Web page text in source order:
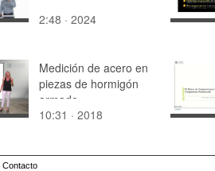
2:48 · 2024
Medición de acero en
piezas de hormigón
armado
10:31 · 2018
Contacto